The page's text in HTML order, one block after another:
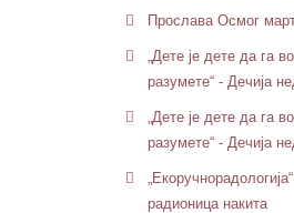
Прослава Осмог
„Дете је дете да га
разумете“ - Дечија
„Дете је дете да га
разумете“ - Дечија
радионица накита